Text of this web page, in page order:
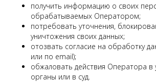
получить информацию о своих
обрабатываемых Оператором;
потребовать уточнения,
уничтожения своих данных;
отозвать согласие на обработку
или по email);
обжаловать действия Оператора
органы или в суд.